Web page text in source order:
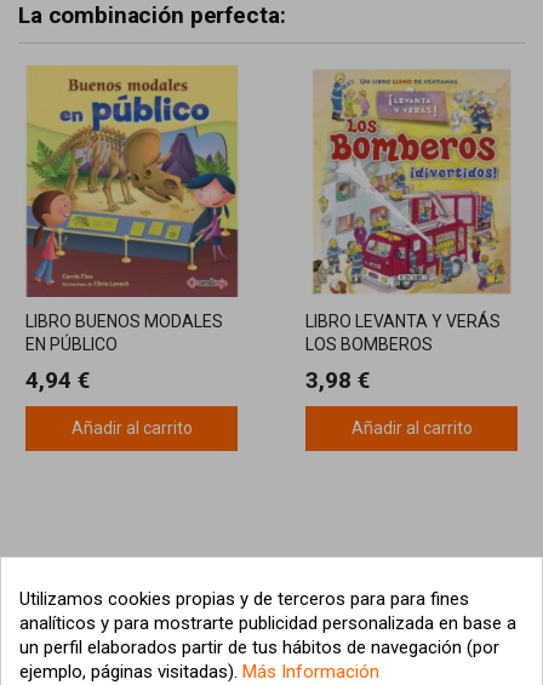
La combinación perfecta:
LIBRO BUENOS MODALES
EN PÚBLICO
4,94 €
Añadir al carrito
LIBRO LEVANTA Y VERÁS
LOS BOMBEROS
3,98 €
Añadir al carrito
Utilizamos cookies propias y de terceros para para fines
analíticos y para mostrarte publicidad personalizada en base a
un perfil elaborados partir de tus hábitos de navegación (por
ejemplo, páginas visitadas). Más Información